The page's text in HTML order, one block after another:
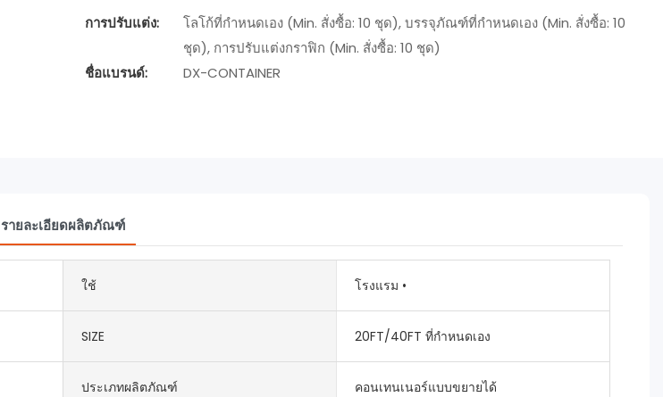
การปรับแต่ง:
โลโก้ที่กำหนดเอง (Min. สั่งซื้อ: 10 ชุด), บรรจุภัณฑ์ที่กำหนดเอง (Min. สั่งซื้อ: 10
ชุด), การปรับแต่งกราฟิก (Min. สั่งซื้อ: 10 ชุด)
ชื่อแบรนด์:
DX-CONTAINER
รายละเอียดผลิตภัณฑ์
ใช้ โรงแรม •
SIZE 20FT/40FT ที่กำหนดเอง
ประเภทผลิตภัณฑ์ คอนเทนเนอร์แบบขยายได้